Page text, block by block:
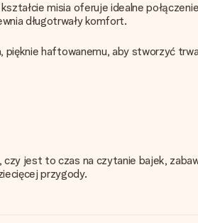
misia oferuje idealne
długotrwały komfort.
haftowanemu, aby stworzyć
jest to czas na czytanie bajek,
przygody.